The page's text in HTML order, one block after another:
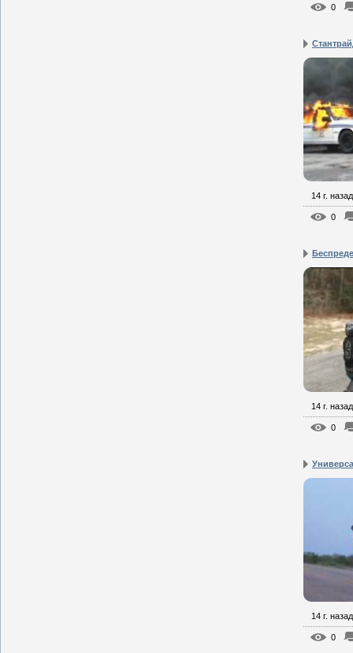
0
14 г. назад
0
14 г. назад
0
14 г. назад
0